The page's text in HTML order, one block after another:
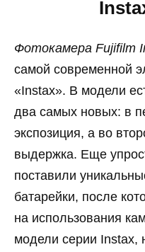
Фотокамера Fujifilm
самой современной
«Instax». В модели
два самых новых: в
экспозиция, а во
выдержка. Еще
поставили
батарейки, после
на использования
модели серии Instax,